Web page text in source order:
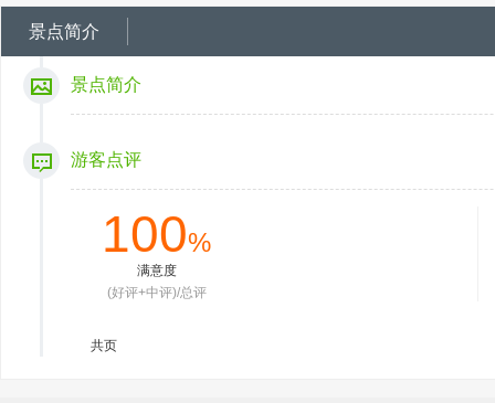
景点简介
景点简介
游客点评
100%
满意度
(好评+中评)/总评
共页